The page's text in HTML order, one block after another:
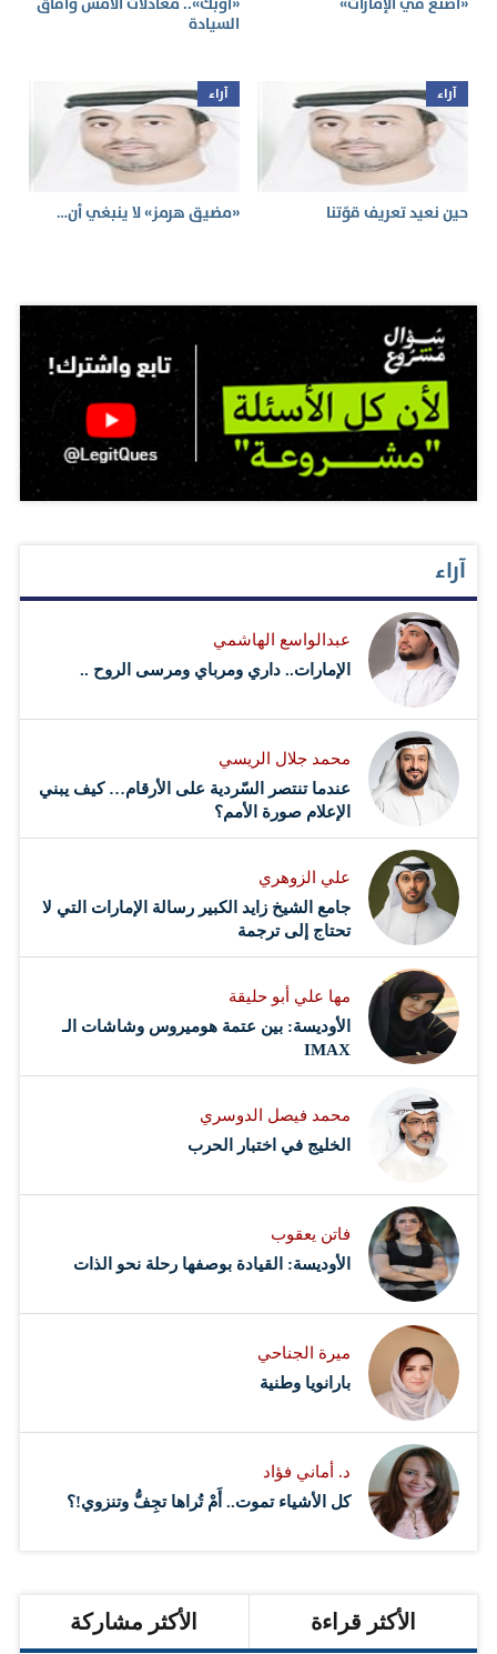
السيادة
آراء
حين نعيد تعريف قوّتنا
آراء
«مضيق هرمز» لا ينبغي أن…
آراء
عبدالواسع الهاشمي
الإمارات.. داري ومرباي ومرسى الروح ..
محمد جلال الريسي
عندما تنتصر السّردية على الأرقام… كيف يبني
الإعلام صورة الأمم؟
علي الزوهري
جامع الشيخ زايد الكبير رسالة الإمارات التي لا
تحتاج إلى ترجمة
مها علي أبو حليقة
الأوديسة: بين عتمة هوميروس وشاشات الـ
IMAX
محمد فيصل الدوسري ​
‏الخليج في اختبار الحرب
فاتن يعقوب
الأوديسة: القيادة بوصفها رحلة نحو الذات
ميرة الجناحي
بارانويا وطنية
د. أماني فؤاد
كل الأشياء تموت.. أَمْ تُراها تجِفُّ وتنزوي!؟
الأكثر قراءة الأكثر مشاركة